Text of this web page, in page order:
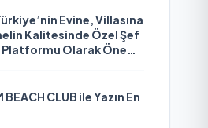
Evine, Villasına
Kalitesinde Özel Şef
Olarak Öne
BEACH CLUB ile Yazın En